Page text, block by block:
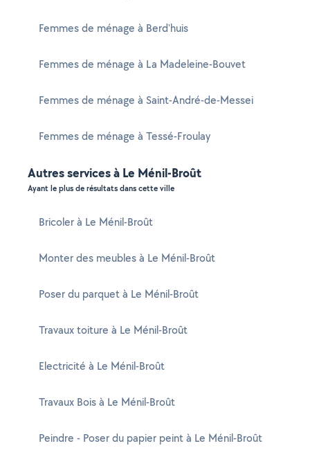
Femmes de ménage à Berd'huis
Femmes de ménage à La Madeleine-Bouvet
Femmes de ménage à Saint-André-de-Messei
Femmes de ménage à Tessé-Froulay
Autres services à Le Ménil-Broût
Ayant le plus de résultats dans cette ville
Bricoler à Le Ménil-Broût
Monter des meubles à Le Ménil-Broût
Poser du parquet à Le Ménil-Broût
Travaux toiture à Le Ménil-Broût
Electricité à Le Ménil-Broût
Travaux Bois à Le Ménil-Broût
Peindre - Poser du papier peint à Le Ménil-Broût